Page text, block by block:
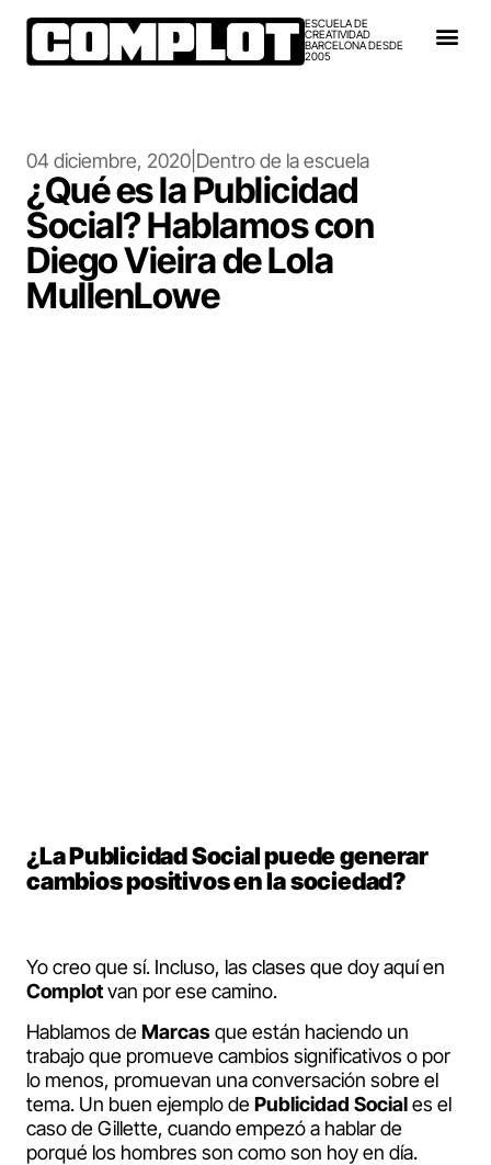
ESCUELA DE
CREATIVIDAD
BARCELONA DESDE
2005
04 diciembre, 2020 Dentro de la escuela
¿Qué es la Publicidad
Social? Hablamos con
Diego Vieira de Lola
MullenLowe
¿La Publicidad Social puede generar
cambios positivos en la sociedad?
Yo creo que sí. Incluso, las clases que doy aquí en
Complotvan por ese camino.
Hablamos deMarcasque están haciendo un
trabajo que promueve cambios significativos o por
lo menos, promuevan una conversación sobre el
tema. Un buen ejemplo dePublicidad Sociales el
caso de Gillette, cuando empezó a hablar de
porqué los hombres son como son hoy en día.